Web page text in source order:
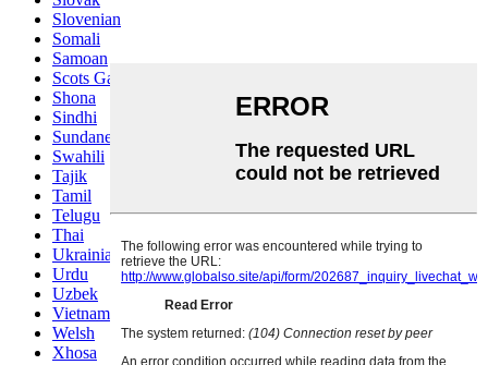
Slovenian
Somali
Samoan
Scots Gaelic
Shona
Sindhi
Sundanese
Swahili
Tajik
Tamil
Telugu
Thai
Ukrainian
Urdu
Uzbek
Vietnamese
Welsh
Xhosa